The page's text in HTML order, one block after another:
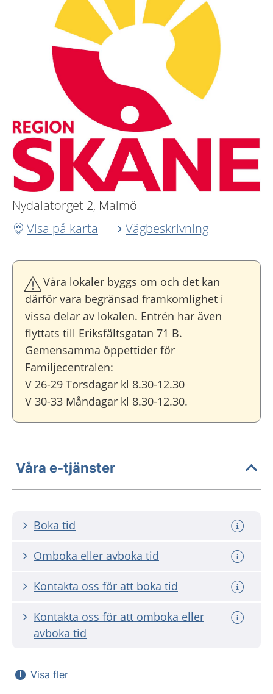
Nydalatorget 2, Malmö
Visa på karta
Vägbeskrivning
Våra lokaler byggs om och det kan
därför vara begränsad framkomlighet i
vissa delar av lokalen. Entrén har även
flyttats till Eriksfältsgatan 71 B.
Gemensamma öppettider för
Familjecentralen:
V 26-29 Torsdagar kl 8.30-12.30
V 30-33 Måndagar kl 8.30-12.30.
Våra e-tjänster
Boka tid
Omboka eller avboka tid
Kontakta oss för att boka tid
Kontakta oss för att omboka eller
avboka tid
Visa fler